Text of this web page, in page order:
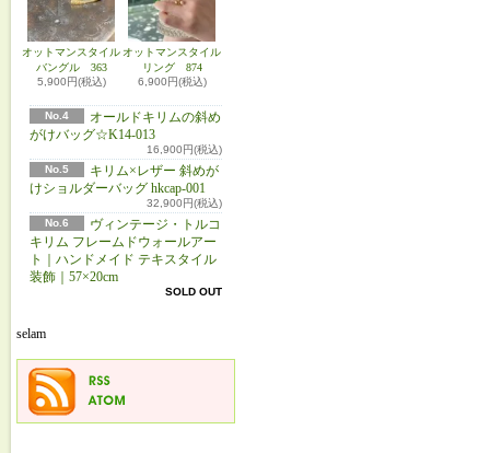
オットマンスタイル
バングル 363
5,900円(税込)
オットマンスタイル
リング 874
6,900円(税込)
No.4
オールドキリムの斜め
がけバッグ☆K14-013
16,900円(税込)
No.5
キリム×レザー 斜めが
けショルダーバッグ hkcap-001
32,900円(税込)
No.6
ヴィンテージ・トルコ
キリム フレームドウォールアー
ト｜ハンドメイド テキスタイル
装飾｜57×20cm
SOLD OUT
selam